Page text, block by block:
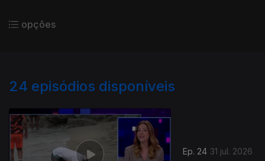
opções
24 episódios disponíveis
Ep. 24 31 jul. 2026